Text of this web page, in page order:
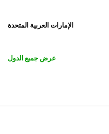
الإمارات العربية المتحدة
عرض جميع الدول